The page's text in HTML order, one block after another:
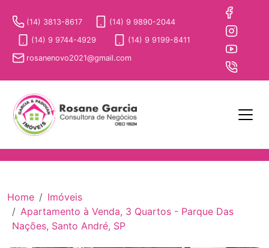
(14) 3813-8617 (14) 9 9890-2044
(14) 9 9744-4929 (14) 9 9199-8411
rosanenovo2021@gmail.com
Home
Imóveis
Apartamento à Venda, 3 Quartos - Parque Das
Nações, Santo André, SP